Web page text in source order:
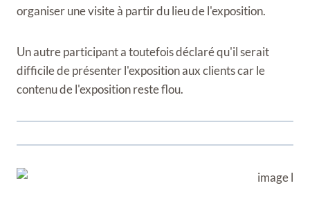
organiser une visite à partir du lieu de l'exposition.
Un autre participant a toutefois déclaré qu'il serait
difficile de présenter l'exposition aux clients car le
contenu de l'exposition reste flou.